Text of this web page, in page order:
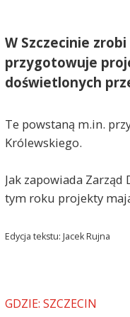
W Szczecinie
przygotowuje
doświetlonych
Te powstaną m.in.
Królewskiego.
Jak zapowiada
tym roku projekty
Edycja tekstu: Jacek Rujna
GDZIE: SZCZECIN